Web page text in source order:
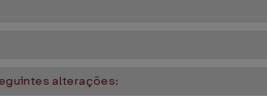
alterações: